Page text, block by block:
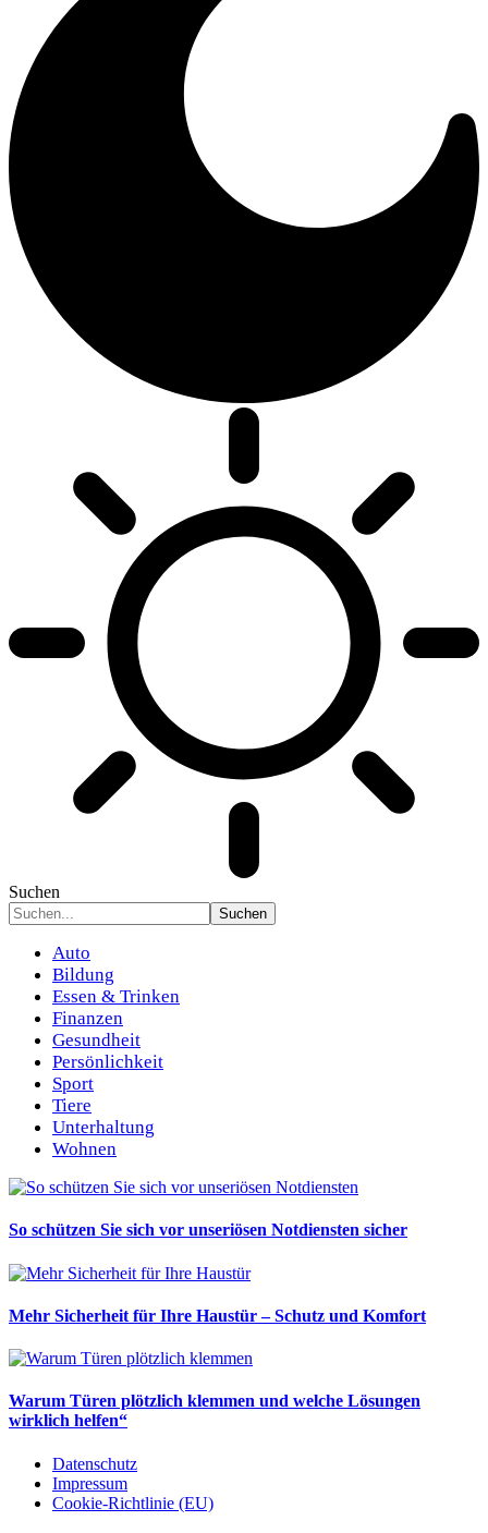
Suchen
Auto
Bildung
Essen & Trinken
Finanzen
Gesundheit
Persönlichkeit
Sport
Tiere
Unterhaltung
Wohnen
So schützen Sie sich vor unseriösen Notdiensten sicher
Mehr Sicherheit für Ihre Haustür – Schutz und Komfort
Warum Türen plötzlich klemmen und welche Lösungen
wirklich helfen“
Datenschutz
Impressum
Cookie-Richtlinie (EU)